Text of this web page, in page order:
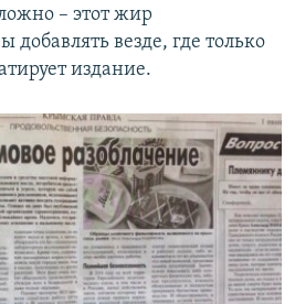
– этот жир
добавлять везде, где только
издание.